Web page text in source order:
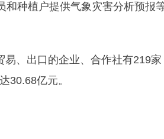
和种植户提供气象灾害分析预报
、出口的企业、合作社有219家
30.68亿元。